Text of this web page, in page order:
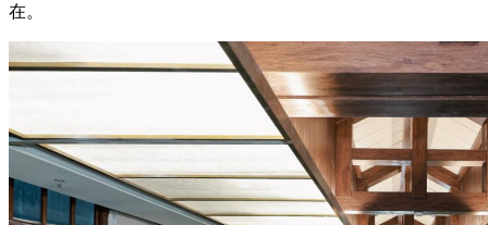
在。